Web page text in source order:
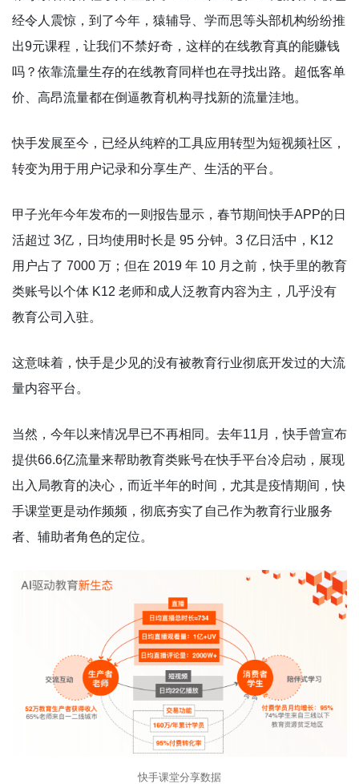
经令人震惊，到了今年，猿辅导、学而思等头部机构纷纷推
出9元课程，让我们不禁好奇，这样的在线教育真的能赚钱
吗？依靠流量生存的在线教育同样也在寻找出路。超低客单
价、高昂流量都在倒逼教育机构寻找新的流量洼地。
快手发展至今，已经从纯粹的工具应用转型为短视频社区，
转变为用于用户记录和分享生产、生活的平台。
甲子光年今年发布的一则报告显示，春节期间快手APP的日
活超过 3亿，日均使用时长是 95 分钟。3 亿日活中，K12
用户占了 7000 万；但在 2019 年 10 月之前，快手里的教育
类账号以个体 K12 老师和成人泛教育内容为主，几乎没有
教育公司入驻。
这意味着，快手是少见的没有被教育行业彻底开发过的大流
量内容平台。
当然，今年以来情况早已不再相同。去年11月，快手曾宣布
提供66.6亿流量来帮助教育类账号在快手平台冷启动，展现
出入局教育的决心，而近半年的时间，尤其是疫情期间，快
手课堂更是动作频频，彻底夯实了自己作为教育行业服务
者、辅助者角色的定位。
快手课堂分享数据